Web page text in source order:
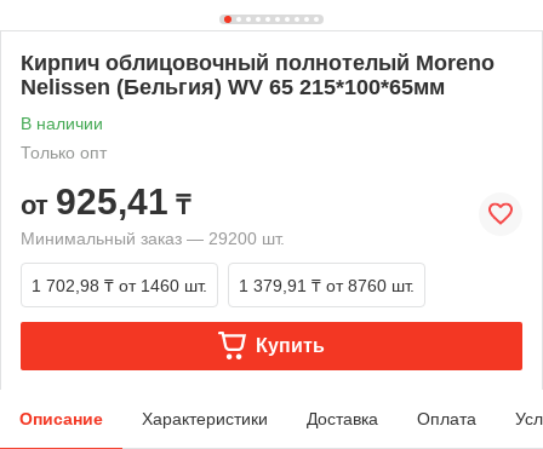
Кирпич облицовочный полнотелый Moreno
Nelissen (Бельгия) WV 65 215*100*65мм
В наличии
Только опт
от 925,41 ₸
Минимальный заказ — 29200 шт.
1 702,98 ₸ от 1460 шт. 1 379,91 ₸ от 8760 шт.
Купить
Описание Характеристики Доставка Оплата